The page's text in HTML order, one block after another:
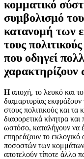
κομματικό
συμβολισμό
κατανομή των
τους
που οδηγεί
Ηαποχή, το λευκό και
διαμαρτυρίας
στους πολιτικούς και
διαφορετικά κίνητρα και
ωστόσο, καταλήγουν να
επηρεάζουν το
ποσοστών των
αποτελούν τίποτε άλλο